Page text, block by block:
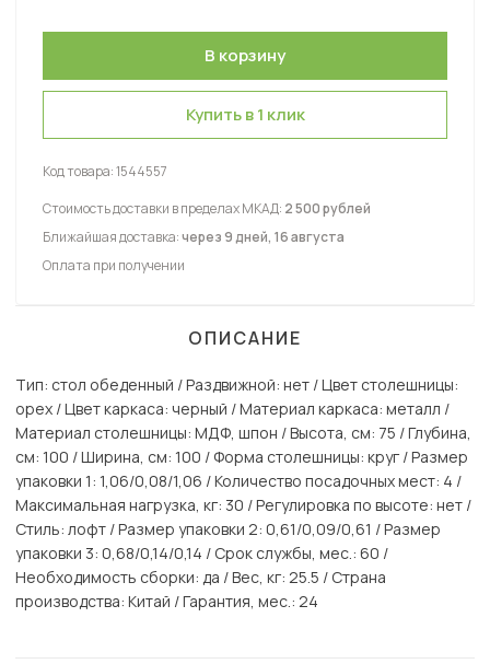
Купить в 1 клик
Код товара:1544557
Стоимость доставки в пределах МКАД: 2 500 рублей
Ближайшая доставка:через 9 дней, 16 августа
Оплата при получении
ОПИСАНИЕ
Тип: стол обеденный / Раздвижной: нет / Цвет столешницы:
орех / Цвет каркаса: черный / Материал каркаса: металл /
Материал столешницы: МДФ, шпон / Высота, см: 75 / Глубина,
см: 100 / Ширина, см: 100 / Форма столешницы: круг / Размер
упаковки 1: 1,06/0,08/1,06 / Количество посадочных мест: 4 /
Максимальная нагрузка, кг: 30 / Регулировка по высоте: нет /
Стиль: лофт / Размер упаковки 2: 0,61/0,09/0,61 / Размер
упаковки 3: 0,68/0,14/0,14 / Срок службы, мес.: 60 /
Необходимость сборки: да / Вес, кг: 25.5 / Страна
производства: Китай / Гарантия, мес.: 24